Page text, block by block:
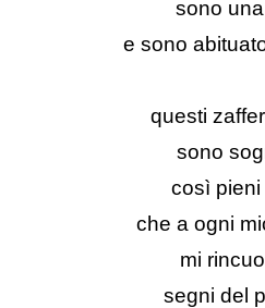
sono
e sono
questi
sono
così pieni
che a ogni
mi
segni del